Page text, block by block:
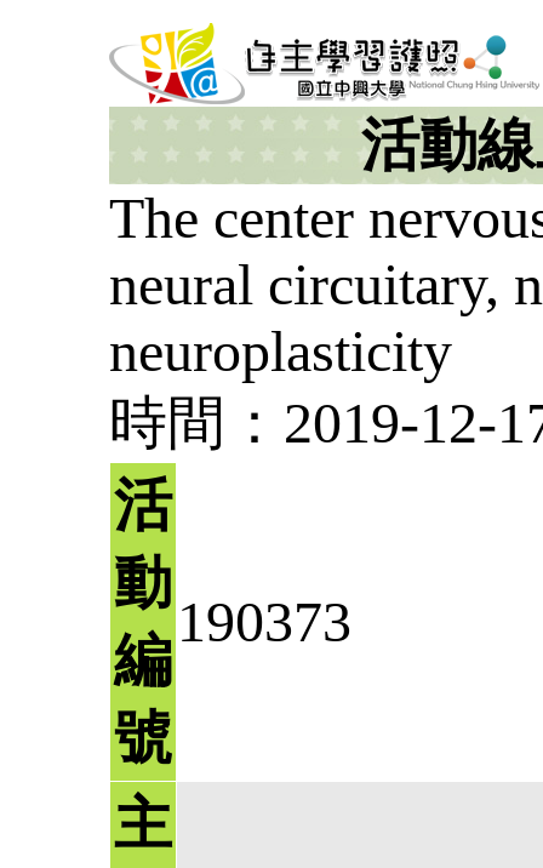
活動
The center
neural circuitary,
neuroplasticity
時間：2019-12-
活
動
編
號
190373
主